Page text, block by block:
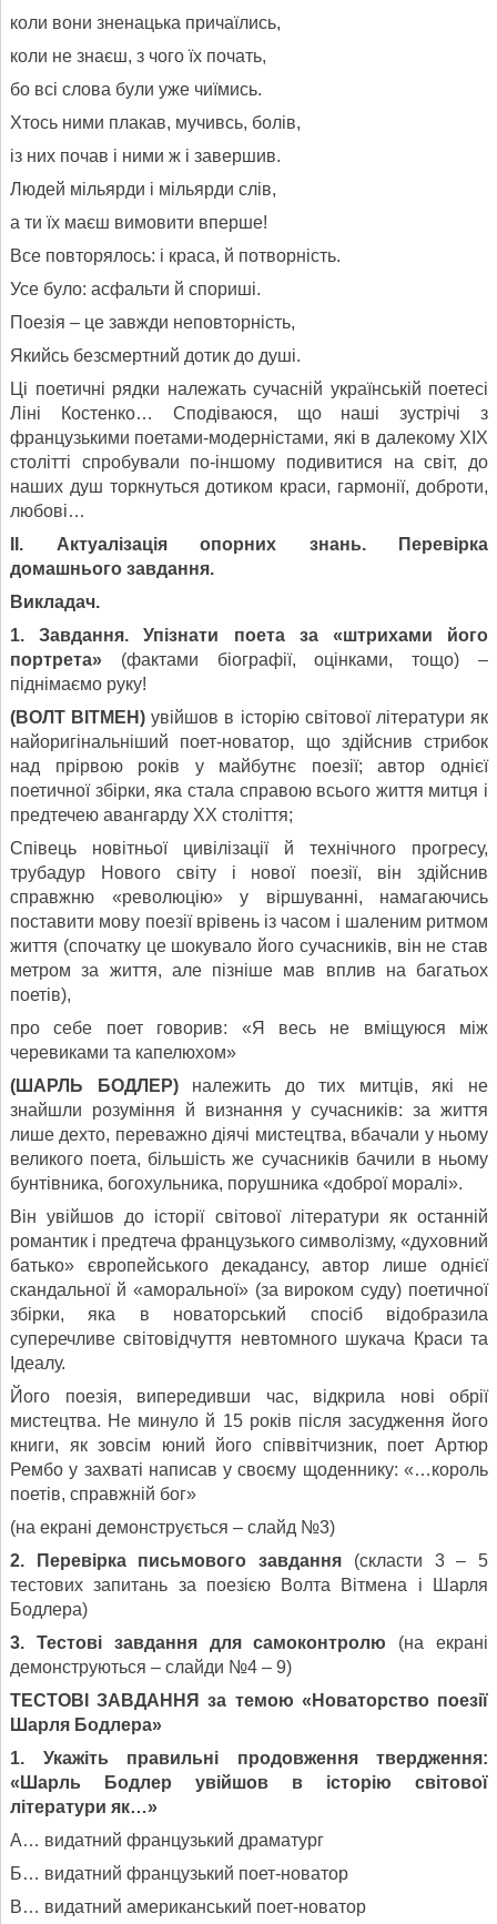
коли вони зненацька причаїлись,
коли не знаєш, з чого їх почать,
бо всі слова були уже чиїмись.
Хтось ними плакав, мучивсь, болів,
із них почав і ними ж і завершив.
Людей мільярди і мільярди слів,
а ти їх маєш вимовити вперше!
Все повторялось: і краса, й потворність.
Усе було: асфальти й спориші.
Поезія – це завжди неповторність,
Якийсь безсмертний дотик до душі.
Ці поетичні рядки належать сучасній українській поетесі
Ліні Костенко… Сподіваюся, що наші зустрічі з
французькими поетами-модерністами, які в далекому ХІХ
столітті спробували по-іншому подивитися на світ, до
наших душ торкнуться дотиком краси, гармонії, доброти,
любові…
ІІ. Актуалізація опорних знань. Перевірка
домашнього завдання.
Викладач.
1. Завдання. Упізнати поета за «штрихами його
портрета» (фактами біографії, оцінками, тощо) –
піднімаємо руку!
(ВОЛТ ВІТМЕН)увійшов в історію світової літератури як
найоригінальніший поет-новатор, що здійснив стрибок
над прірвою років у майбутнє поезії; автор однієї
поетичної збірки, яка стала справою всього життя митця і
предтечею авангарду ХХ століття;
Співець новітньої цивілізації й технічного прогресу,
трубадур Нового світу і нової поезії, він здійснив
справжню «революцію» у віршуванні, намагаючись
поставити мову поезії врівень із часом і шаленим ритмом
життя (спочатку це шокувало його сучасників, він не став
метром за життя, але пізніше мав вплив на багатьох
поетів),
про себе поет говорив: «Я весь не вміщуюся між
черевиками та капелюхом»
(ШАРЛЬ БОДЛЕР)належить до тих митців, які не
знайшли розуміння й визнання у сучасників: за життя
лише дехто, переважно діячі мистецтва, вбачали у ньому
великого поета, більшість же сучасників бачили в ньому
бунтівника, богохульника, порушника «доброї моралі».
Він увійшов до історії світової літератури як останній
романтик і предтеча французького символізму, «духовний
батько» європейського декадансу, автор лише однієї
скандальної й «аморальної» (за вироком суду) поетичної
збірки, яка в новаторський спосіб відобразила
суперечливе світовідчуття невтомного шукача Краси та
Ідеалу.
Його поезія, випередивши час, відкрила нові обрії
мистецтва. Не минуло й 15 років після засудження його
книги, як зовсім юний його співвітчизник, поет Артюр
Рембо у захваті написав у своєму щоденнику: «…король
поетів, справжній бог»
(на екрані демонструється – слайд №3)
2. Перевірка письмового завдання (скласти 3 – 5
тестових запитань за поезією Волта Вітмена і Шарля
Бодлера)
3. Тестові завдання для самоконтролю (на екрані
демонструються – слайди №4 – 9)
ТЕСТОВІ ЗАВДАННЯ за темою «Новаторство поезії
Шарля Бодлера»
1. Укажіть правильні продовження твердження:
«Шарль Бодлер увійшов в історію світової
літератури як…»
А… видатний французький драматург
Б… видатний французький поет-новатор
В… видатний американський поет-новатор